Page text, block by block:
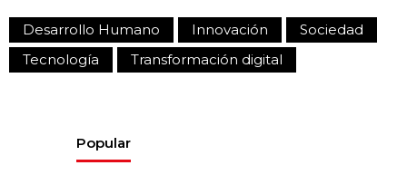
Desarrollo Humano Innovación
Sociedad
Tecnología
Transformación digital
Popular